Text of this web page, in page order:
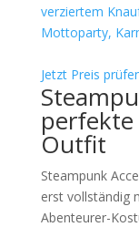
verziertem
Mottoparty,
Jetzt Preis
Outfit
Steampunk
erst vollständig
Abenteurer-